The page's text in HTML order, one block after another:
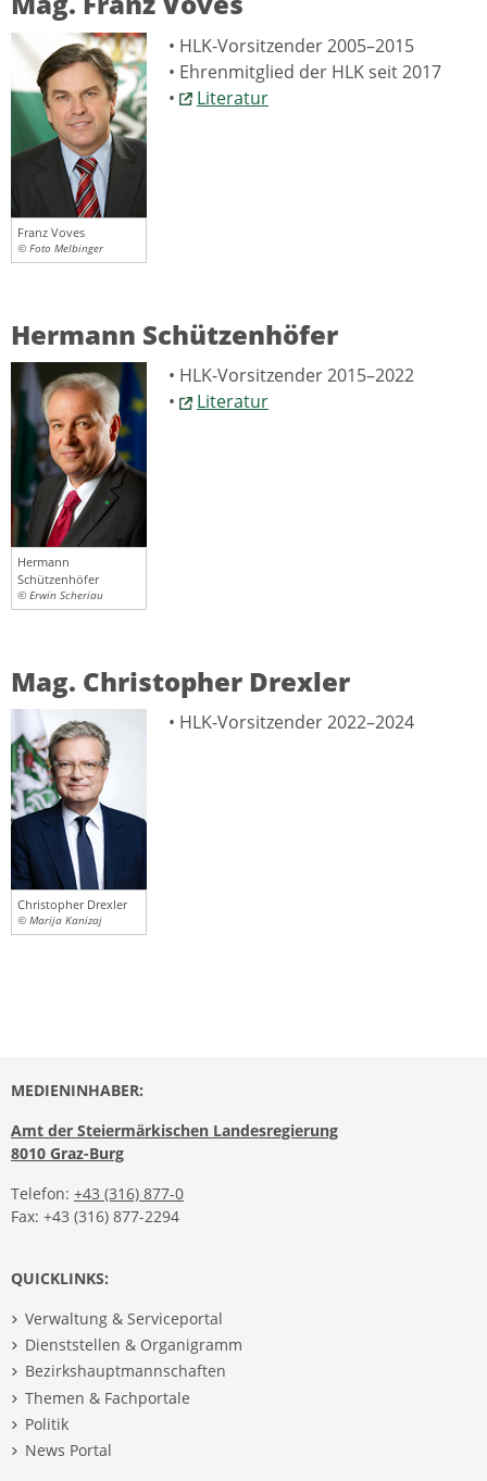
Franz Voves
© Foto Melbinger
• HLK-Vorsitzender 2005–2015
• Ehrenmitglied der HLK seit 2017
•
Literatur
Hermann Schützenhöfer
Hermann
Schützenhöfer
© Erwin Scheriau
• HLK-Vorsitzender 2015–2022
•
Literatur
Mag. Christopher Drexler
Christopher Drexler
© Marija Kanizaj
• HLK-Vorsitzender 2022–2024
MEDIENINHABER:
Amt der Steiermärkischen Landesregierung
8010 Graz-Burg
Telefon: +43 (316) 877-0
Fax: +43 (316) 877-2294
QUICKLINKS:
Verwaltung & Serviceportal
Dienststellen & Organigramm
Bezirkshauptmannschaften
Themen & Fachportale
Politik
News Portal